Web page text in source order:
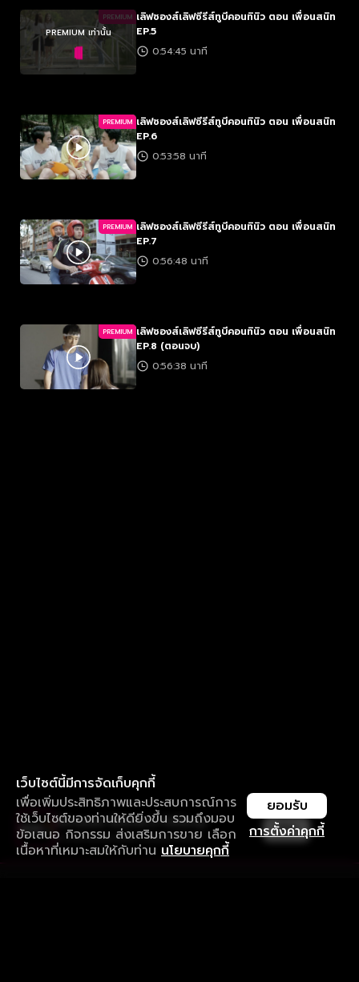
PREMIUM
PREMIUM เท่านั้น
เลิฟซองส์เลิฟซีรีส์ทูบีคอนทินิว ตอน เพื่อนสนิท
EP.5
0:54:45 นาที
PREMIUM เลิฟซองส์เลิฟซีรีส์ทูบีคอนทินิว ตอน เพื่อนสนิท
EP.6
0:53:58 นาที
PREMIUM เลิฟซองส์เลิฟซีรีส์ทูบีคอนทินิว ตอน เพื่อนสนิท
EP.7
0:56:48 นาที
PREMIUM เลิฟซองส์เลิฟซีรีส์ทูบีคอนทินิว ตอน เพื่อนสนิท
EP.8 (ตอนจบ)
0:56:38 นาที
เว็บไซต์นี้มีการจัดเก็บคุกกี้
เพื่อเพิ่มประสิทธิภาพและประสบการณ์การ
ใช้เว็บไซต์ของท่านให้ดียิ่งขึ้น รวมถึงมอบ
ข้อเสนอ กิจกรรม ส่งเสริมการขาย เลือก
เนื้อหาที่เหมาะสมให้กับท่าน นโยบายคุกกี้
การตั้งค่าคุกกี้
ยอมรับ
ใช้งานแอป ลื่นไหลกว่า ไม่มีสะดุด
ดาวน์โหลดแอปเพื่อการรับชมที่ดีกว่า เปิด